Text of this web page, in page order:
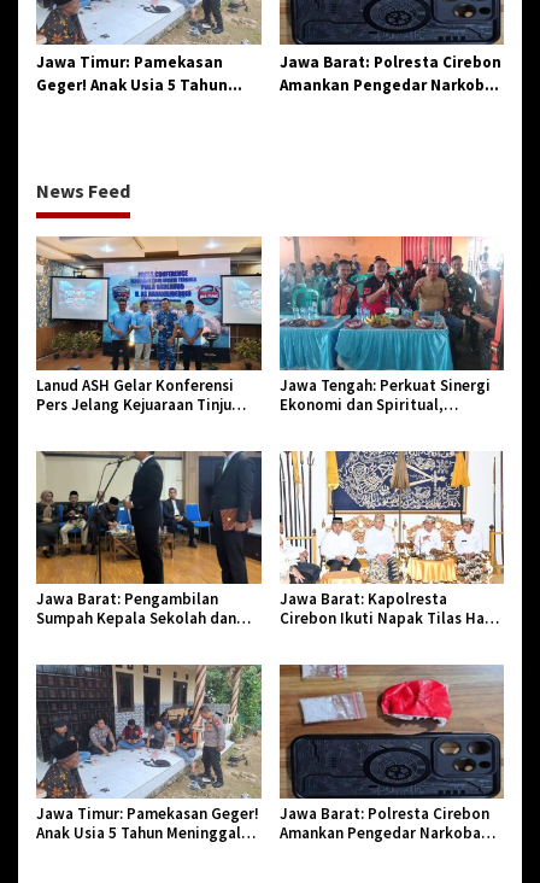
Jawa Timur: Pamekasan
Geger! Anak Usia 5 Tahun
Jawa Barat: Polresta Cirebon
Amankan Pengedar Narkoba
News Feed
Lanud ASH Gelar Konferensi
Pers Jelang Kejuaraan Tinju
Jawa Tengah: Perkuat Sinergi
Ekonomi dan Spiritual,
Jawa Barat: Pengambilan
Sumpah Kepala Sekolah dan
Pendidikan dan Birokrasi
Jawa Barat: Kapolresta
Cirebon Ikuti Napak Tilas Hari
Jawa Timur: Pamekasan Geger!
Anak Usia 5 Tahun Meninggal
Jawa Barat: Polresta Cirebon
Amankan Pengedar Narkoba